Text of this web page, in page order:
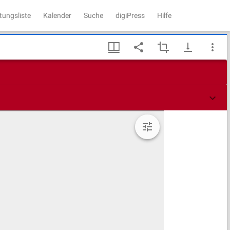
Kalender Suche digiPress Hilfe